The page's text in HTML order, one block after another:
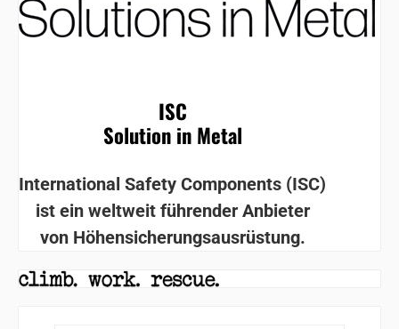
ISC
Solution in Metal
International Safety Components (ISC)
ist ein weltweit führender Anbieter
von Höhensicherungsausrüstung.